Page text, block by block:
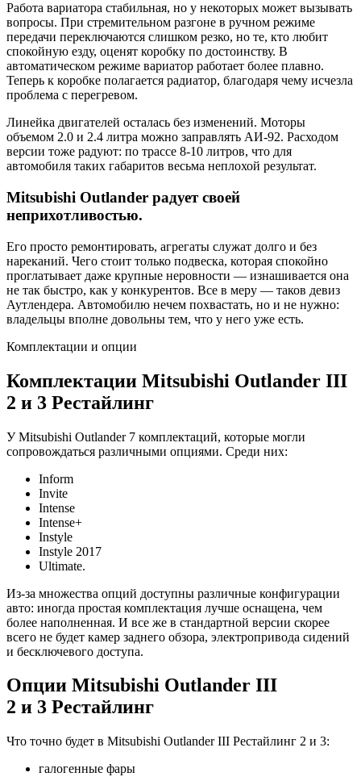
Работа вариатора стабильная, но у некоторых может вызывать
вопросы. При стремительном разгоне в ручном режиме
передачи переключаются слишком резко, но те, кто любит
спокойную езду, оценят коробку по достоинству. В
автоматическом режиме вариатор работает более плавно.
Теперь к коробке полагается радиатор, благодаря чему исчезла
проблема с перегревом.
Линейка двигателей осталась без изменений. Моторы
объемом 2.0 и 2.4 литра можно заправлять АИ-92. Расходом
версии тоже радуют: по трассе 8-10 литров, что для
автомобиля таких габаритов весьма неплохой результат.
Mitsubishi Outlander радует своей
неприхотливостью.
Его просто ремонтировать, агрегаты служат долго и без
нареканий. Чего стоит только подвеска, которая спокойно
проглатывает даже крупные неровности — изнашивается она
не так быстро, как у конкурентов. Все в меру — таков девиз
Аутлендера. Автомобилю нечем похвастать, но и не нужно:
владельцы вполне довольны тем, что у него уже есть.
Комплектации и опции
Комплектации Mitsubishi Outlander III
2 и 3 Рестайлинг
У Mitsubishi Outlander 7 комплектаций, которые могли
сопровождаться различными опциями. Среди них:
Inform
Invite
Intense
Intense+
Instyle
Instyle 2017
Ultimate.
Из-за множества опций доступны различные конфигурации
авто: иногда простая комплектация лучше оснащена, чем
более наполненная. И все же в стандартной версии скорее
всего не будет камер заднего обзора, электропривода сидений
и бесключевого доступа.
Опции Mitsubishi Outlander III
2 и 3 Рестайлинг
Что точно будет в Mitsubishi Outlander III Рестайлинг 2 и 3:
галогенные фары